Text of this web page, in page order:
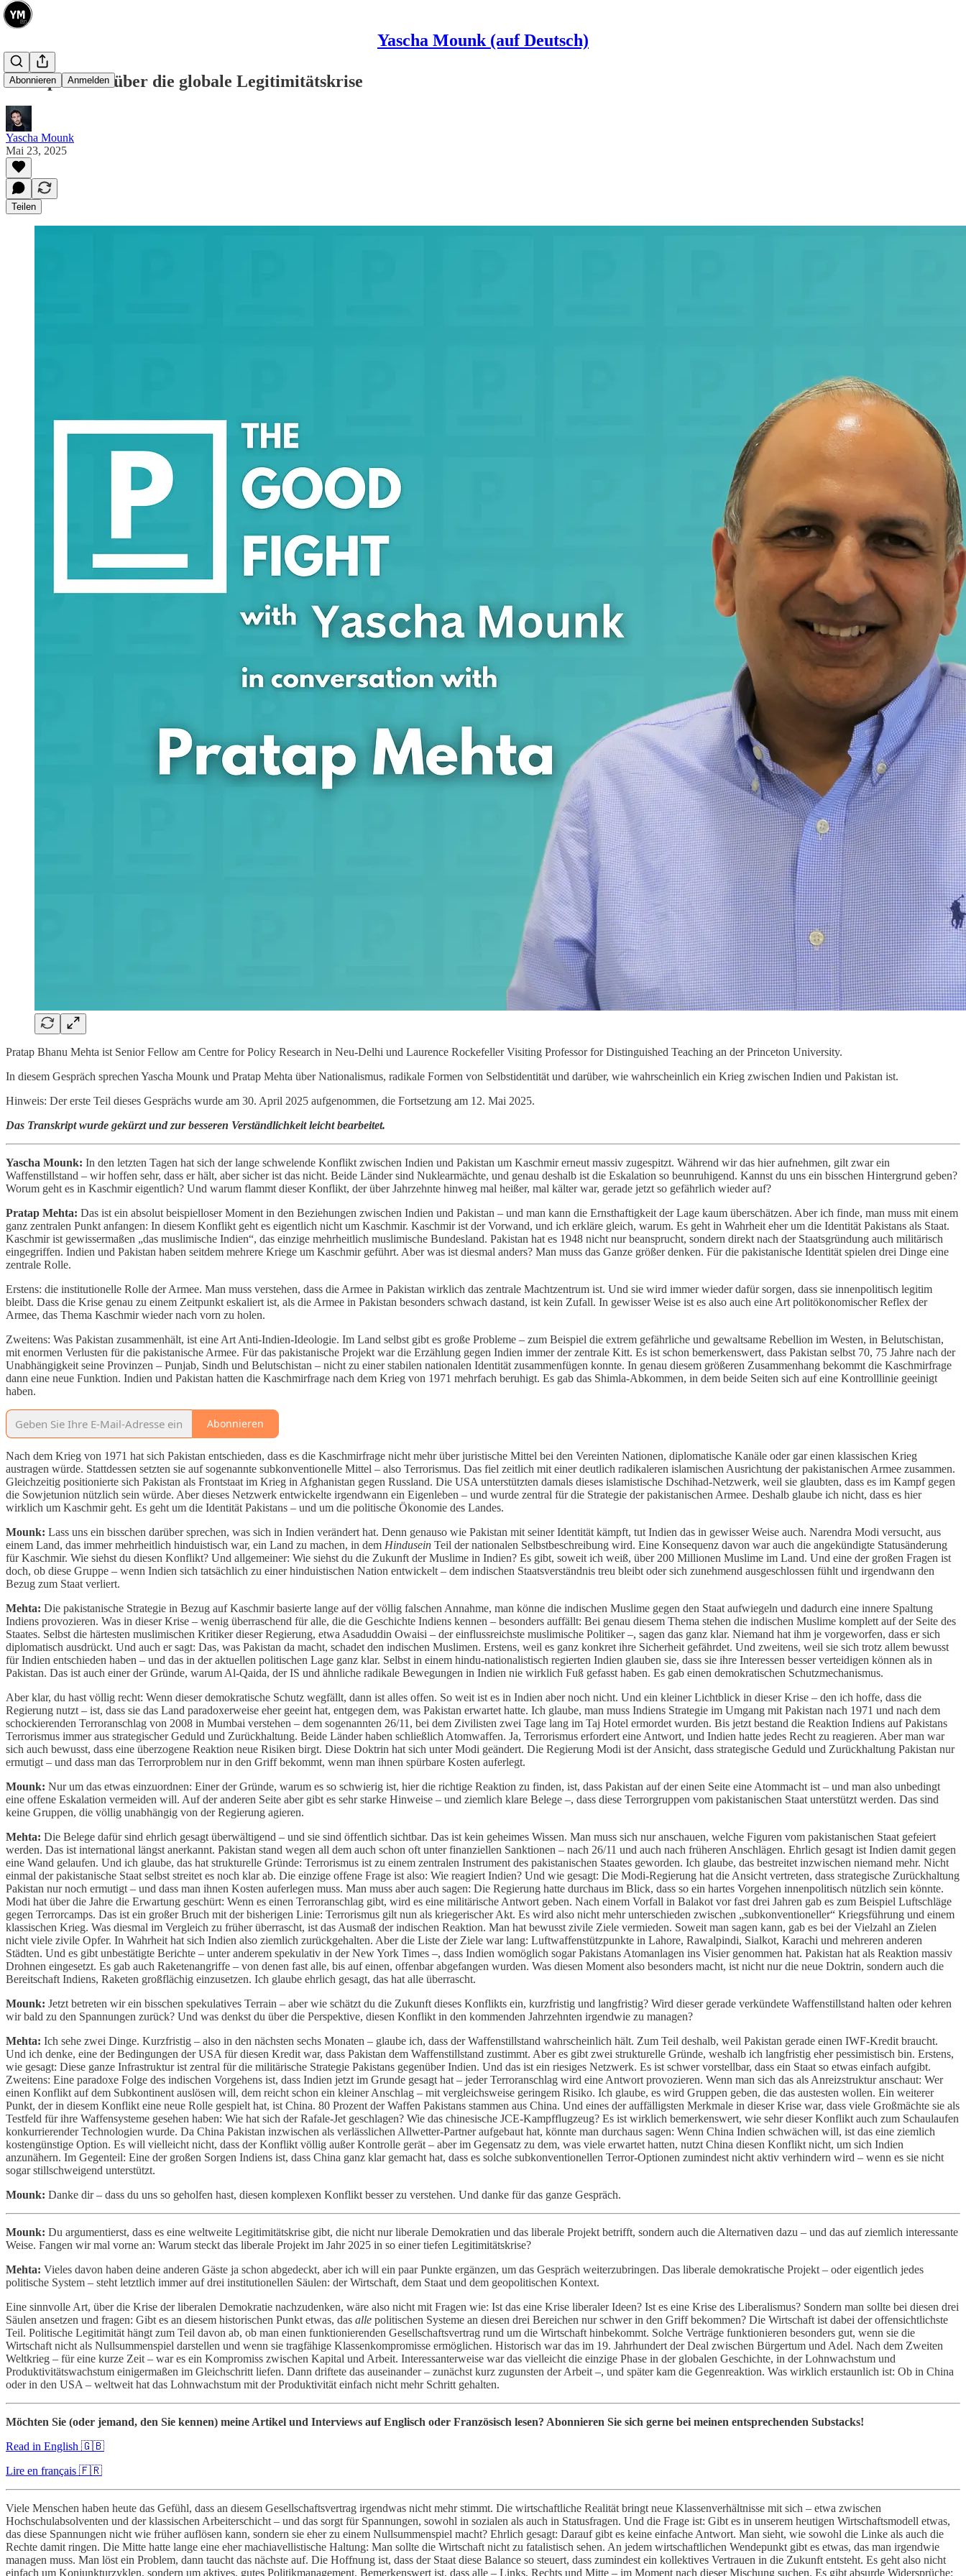
Yascha Mounk (auf Deutsch)
Abonnieren Anmelden
Pratap Mehta über die globale Legitimitätskrise
Yascha Mounk
Mai 23, 2025
Teilen
Pratap Bhanu Mehta ist Senior Fellow am Centre for Policy Research in Neu-Delhi und Laurence Rockefeller Visiting Professor for Distinguished Teaching an der Princeton University.
In diesem Gespräch sprechen Yascha Mounk und Pratap Mehta über Nationalismus, radikale Formen von Selbstidentität und darüber, wie wahrscheinlich ein Krieg zwischen Indien und Pakistan ist.
Hinweis: Der erste Teil dieses Gesprächs wurde am 30. April 2025 aufgenommen, die Fortsetzung am 12. Mai 2025.
Das Transkript wurde gekürzt und zur besseren Verständlichkeit leicht bearbeitet.
Yascha Mounk: In den letzten Tagen hat sich der lange schwelende Konflikt zwischen Indien und Pakistan um Kaschmir erneut massiv zugespitzt. Während wir das hier aufnehmen, gilt zwar ein
Waffenstillstand – wir hoffen sehr, dass er hält, aber sicher ist das nicht. Beide Länder sind Nuklearmächte, und genau deshalb ist die Eskalation so beunruhigend. Kannst du uns ein bisschen Hintergrund geben?
Worum geht es in Kaschmir eigentlich? Und warum flammt dieser Konflikt, der über Jahrzehnte hinweg mal heißer, mal kälter war, gerade jetzt so gefährlich wieder auf?
Pratap Mehta: Das ist ein absolut beispielloser Moment in den Beziehungen zwischen Indien und Pakistan – und man kann die Ernsthaftigkeit der Lage kaum überschätzen. Aber ich finde, man muss mit einem
ganz zentralen Punkt anfangen: In diesem Konflikt geht es eigentlich nicht um Kaschmir. Kaschmir ist der Vorwand, und ich erkläre gleich, warum. Es geht in Wahrheit eher um die Identität Pakistans als Staat.
Kaschmir ist gewissermaßen „das muslimische Indien“, das einzige mehrheitlich muslimische Bundesland. Pakistan hat es 1948 nicht nur beansprucht, sondern direkt nach der Staatsgründung auch militärisch
eingegriffen. Indien und Pakistan haben seitdem mehrere Kriege um Kaschmir geführt. Aber was ist diesmal anders? Man muss das Ganze größer denken. Für die pakistanische Identität spielen drei Dinge eine
zentrale Rolle.
Erstens: die institutionelle Rolle der Armee. Man muss verstehen, dass die Armee in Pakistan wirklich das zentrale Machtzentrum ist. Und sie wird immer wieder dafür sorgen, dass sie innenpolitisch legitim
bleibt. Dass die Krise genau zu einem Zeitpunkt eskaliert ist, als die Armee in Pakistan besonders schwach dastand, ist kein Zufall. In gewisser Weise ist es also auch eine Art politökonomischer Reflex der
Armee, das Thema Kaschmir wieder nach vorn zu holen.
Zweitens: Was Pakistan zusammenhält, ist eine Art Anti-Indien-Ideologie. Im Land selbst gibt es große Probleme – zum Beispiel die extrem gefährliche und gewaltsame Rebellion im Westen, in Belutschistan,
mit enormen Verlusten für die pakistanische Armee. Für das pakistanische Projekt war die Erzählung gegen Indien immer der zentrale Kitt. Es ist schon bemerkenswert, dass Pakistan selbst 70, 75 Jahre nach der
Unabhängigkeit seine Provinzen – Punjab, Sindh und Belutschistan – nicht zu einer stabilen nationalen Identität zusammenfügen konnte. In genau diesem größeren Zusammenhang bekommt die Kaschmirfrage
dann eine neue Funktion. Indien und Pakistan hatten die Kaschmirfrage nach dem Krieg von 1971 mehrfach beruhigt. Es gab das Shimla-Abkommen, in dem beide Seiten sich auf eine Kontrolllinie geeinigt
haben.
Abonnieren
Nach dem Krieg von 1971 hat sich Pakistan entschieden, dass es die Kaschmirfrage nicht mehr über juristische Mittel bei den Vereinten Nationen, diplomatische Kanäle oder gar einen klassischen Krieg
austragen würde. Stattdessen setzten sie auf sogenannte subkonventionelle Mittel – also Terrorismus. Das fiel zeitlich mit einer deutlich radikaleren islamischen Ausrichtung der pakistanischen Armee zusammen.
Gleichzeitig positionierte sich Pakistan als Frontstaat im Krieg in Afghanistan gegen Russland. Die USA unterstützten damals dieses islamistische Dschihad-Netzwerk, weil sie glaubten, dass es im Kampf gegen
die Sowjetunion nützlich sein würde. Aber dieses Netzwerk entwickelte irgendwann ein Eigenleben – und wurde zentral für die Strategie der pakistanischen Armee. Deshalb glaube ich nicht, dass es hier
wirklich um Kaschmir geht. Es geht um die Identität Pakistans – und um die politische Ökonomie des Landes.
Mounk: Lass uns ein bisschen darüber sprechen, was sich in Indien verändert hat. Denn genauso wie Pakistan mit seiner Identität kämpft, tut Indien das in gewisser Weise auch. Narendra Modi versucht, aus
einem Land, das immer mehrheitlich hinduistisch war, ein Land zu machen, in dem Hindusein Teil der nationalen Selbstbeschreibung wird. Eine Konsequenz davon war auch die angekündigte Statusänderung
für Kaschmir. Wie siehst du diesen Konflikt? Und allgemeiner: Wie siehst du die Zukunft der Muslime in Indien? Es gibt, soweit ich weiß, über 200 Millionen Muslime im Land. Und eine der großen Fragen ist
doch, ob diese Gruppe – wenn Indien sich tatsächlich zu einer hinduistischen Nation entwickelt – dem indischen Staatsverständnis treu bleibt oder sich zunehmend ausgeschlossen fühlt und irgendwann den
Bezug zum Staat verliert.
Mehta: Die pakistanische Strategie in Bezug auf Kaschmir basierte lange auf der völlig falschen Annahme, man könne die indischen Muslime gegen den Staat aufwiegeln und dadurch eine innere Spaltung
Indiens provozieren. Was in dieser Krise – wenig überraschend für alle, die die Geschichte Indiens kennen – besonders auffällt: Bei genau diesem Thema stehen die indischen Muslime komplett auf der Seite des
Staates. Selbst die härtesten muslimischen Kritiker dieser Regierung, etwa Asaduddin Owaisi – der einflussreichste muslimische Politiker –, sagen das ganz klar. Niemand hat ihm je vorgeworfen, dass er sich
diplomatisch ausdrückt. Und auch er sagt: Das, was Pakistan da macht, schadet den indischen Muslimen. Erstens, weil es ganz konkret ihre Sicherheit gefährdet. Und zweitens, weil sie sich trotz allem bewusst
für Indien entschieden haben – und das in der aktuellen politischen Lage ganz klar. Selbst in einem hindu-nationalistisch regierten Indien glauben sie, dass sie ihre Interessen besser verteidigen können als in
Pakistan. Das ist auch einer der Gründe, warum Al-Qaida, der IS und ähnliche radikale Bewegungen in Indien nie wirklich Fuß gefasst haben. Es gab einen demokratischen Schutzmechanismus.
Aber klar, du hast völlig recht: Wenn dieser demokratische Schutz wegfällt, dann ist alles offen. So weit ist es in Indien aber noch nicht. Und ein kleiner Lichtblick in dieser Krise – den ich hoffe, dass die
Regierung nutzt – ist, dass sie das Land paradoxerweise eher geeint hat, entgegen dem, was Pakistan erwartet hatte. Ich glaube, man muss Indiens Strategie im Umgang mit Pakistan nach 1971 und nach dem
schockierenden Terroranschlag von 2008 in Mumbai verstehen – dem sogenannten 26/11, bei dem Zivilisten zwei Tage lang im Taj Hotel ermordet wurden. Bis jetzt bestand die Reaktion Indiens auf Pakistans
Terrorismus immer aus strategischer Geduld und Zurückhaltung. Beide Länder haben schließlich Atomwaffen. Ja, Terrorismus erfordert eine Antwort, und Indien hatte jedes Recht zu reagieren. Aber man war
sich auch bewusst, dass eine überzogene Reaktion neue Risiken birgt. Diese Doktrin hat sich unter Modi geändert. Die Regierung Modi ist der Ansicht, dass strategische Geduld und Zurückhaltung Pakistan nur
ermutigt – und dass man das Terrorproblem nur in den Griff bekommt, wenn man ihnen spürbare Kosten auferlegt.
Mounk: Nur um das etwas einzuordnen: Einer der Gründe, warum es so schwierig ist, hier die richtige Reaktion zu finden, ist, dass Pakistan auf der einen Seite eine Atommacht ist – und man also unbedingt
eine offene Eskalation vermeiden will. Auf der anderen Seite aber gibt es sehr starke Hinweise – und ziemlich klare Belege –, dass diese Terrorgruppen vom pakistanischen Staat unterstützt werden. Das sind
keine Gruppen, die völlig unabhängig von der Regierung agieren.
Mehta: Die Belege dafür sind ehrlich gesagt überwältigend – und sie sind öffentlich sichtbar. Das ist kein geheimes Wissen. Man muss sich nur anschauen, welche Figuren vom pakistanischen Staat gefeiert
werden. Das ist international längst anerkannt. Pakistan stand wegen all dem auch schon oft unter finanziellen Sanktionen – nach 26/11 und auch nach früheren Anschlägen. Ehrlich gesagt ist Indien damit gegen
eine Wand gelaufen. Und ich glaube, das hat strukturelle Gründe: Terrorismus ist zu einem zentralen Instrument des pakistanischen Staates geworden. Ich glaube, das bestreitet inzwischen niemand mehr. Nicht
einmal der pakistanische Staat selbst streitet es noch klar ab. Die einzige offene Frage ist also: Wie reagiert Indien? Und wie gesagt: Die Modi-Regierung hat die Ansicht vertreten, dass strategische Zurückhaltung
Pakistan nur noch ermutigt – und dass man ihnen Kosten auferlegen muss. Man muss aber auch sagen: Die Regierung hatte durchaus im Blick, dass so ein hartes Vorgehen innenpolitisch nützlich sein könnte.
Modi hat über die Jahre die Erwartung geschürt: Wenn es einen Terroranschlag gibt, wird es eine militärische Antwort geben. Nach einem Vorfall in Balakot vor fast drei Jahren gab es zum Beispiel Luftschläge
gegen Terrorcamps. Das ist ein großer Bruch mit der bisherigen Linie: Terrorismus gilt nun als kriegerischer Akt. Es wird also nicht mehr unterschieden zwischen „subkonventioneller“ Kriegsführung und einem
klassischen Krieg. Was diesmal im Vergleich zu früher überrascht, ist das Ausmaß der indischen Reaktion. Man hat bewusst zivile Ziele vermieden. Soweit man sagen kann, gab es bei der Vielzahl an Zielen
nicht viele zivile Opfer. In Wahrheit hat sich Indien also ziemlich zurückgehalten. Aber die Liste der Ziele war lang: Luftwaffenstützpunkte in Lahore, Rawalpindi, Sialkot, Karachi und mehreren anderen
Städten. Und es gibt unbestätigte Berichte – unter anderem spekulativ in der New York Times –, dass Indien womöglich sogar Pakistans Atomanlagen ins Visier genommen hat. Pakistan hat als Reaktion massiv
Drohnen eingesetzt. Es gab auch Raketenangriffe – von denen fast alle, bis auf einen, offenbar abgefangen wurden. Was diesen Moment also besonders macht, ist nicht nur die neue Doktrin, sondern auch die
Bereitschaft Indiens, Raketen großflächig einzusetzen. Ich glaube ehrlich gesagt, das hat alle überrascht.
Mounk: Jetzt betreten wir ein bisschen spekulatives Terrain – aber wie schätzt du die Zukunft dieses Konflikts ein, kurzfristig und langfristig? Wird dieser gerade verkündete Waffenstillstand halten oder kehren
wir bald zu den Spannungen zurück? Und was denkst du über die Perspektive, diesen Konflikt in den kommenden Jahrzehnten irgendwie zu managen?
Mehta: Ich sehe zwei Dinge. Kurzfristig – also in den nächsten sechs Monaten – glaube ich, dass der Waffenstillstand wahrscheinlich hält. Zum Teil deshalb, weil Pakistan gerade einen IWF-Kredit braucht.
Und ich denke, eine der Bedingungen der USA für diesen Kredit war, dass Pakistan dem Waffenstillstand zustimmt. Aber es gibt zwei strukturelle Gründe, weshalb ich langfristig eher pessimistisch bin. Erstens,
wie gesagt: Diese ganze Infrastruktur ist zentral für die militärische Strategie Pakistans gegenüber Indien. Und das ist ein riesiges Netzwerk. Es ist schwer vorstellbar, dass ein Staat so etwas einfach aufgibt.
Zweitens: Eine paradoxe Folge des indischen Vorgehens ist, dass Indien jetzt im Grunde gesagt hat – jeder Terroranschlag wird eine Antwort provozieren. Wenn man sich das als Anreizstruktur anschaut: Wer
einen Konflikt auf dem Subkontinent auslösen will, dem reicht schon ein kleiner Anschlag – mit vergleichsweise geringem Risiko. Ich glaube, es wird Gruppen geben, die das austesten wollen. Ein weiterer
Punkt, der in diesem Konflikt eine neue Rolle gespielt hat, ist China. 80 Prozent der Waffen Pakistans stammen aus China. Und eines der auffälligsten Merkmale in dieser Krise war, dass viele Großmächte sie als
Testfeld für ihre Waffensysteme gesehen haben: Wie hat sich der Rafale-Jet geschlagen? Wie das chinesische JCE-Kampfflugzeug? Es ist wirklich bemerkenswert, wie sehr dieser Konflikt auch zum Schaulaufen
konkurrierender Technologien wurde. Da China Pakistan inzwischen als verlässlichen Allwetter-Partner aufgebaut hat, könnte man durchaus sagen: Wenn China Indien schwächen will, ist das eine ziemlich
kostengünstige Option. Es will vielleicht nicht, dass der Konflikt völlig außer Kontrolle gerät – aber im Gegensatz zu dem, was viele erwartet hatten, nutzt China diesen Konflikt nicht, um sich Indien
anzunähern. Im Gegenteil: Eine der großen Sorgen Indiens ist, dass China ganz klar gemacht hat, dass es solche subkonventionellen Terror-Optionen zumindest nicht aktiv verhindern wird – wenn es sie nicht
sogar stillschweigend unterstützt.
Mounk: Danke dir – dass du uns so geholfen hast, diesen komplexen Konflikt besser zu verstehen. Und danke für das ganze Gespräch.
Mounk: Du argumentierst, dass es eine weltweite Legitimitätskrise gibt, die nicht nur liberale Demokratien und das liberale Projekt betrifft, sondern auch die Alternativen dazu – und das auf ziemlich interessante
Weise. Fangen wir mal vorne an: Warum steckt das liberale Projekt im Jahr 2025 in so einer tiefen Legitimitätskrise?
Mehta: Vieles davon haben deine anderen Gäste ja schon abgedeckt, aber ich will ein paar Punkte ergänzen, um das Gespräch weiterzubringen. Das liberale demokratische Projekt – oder eigentlich jedes
politische System – steht letztlich immer auf drei institutionellen Säulen: der Wirtschaft, dem Staat und dem geopolitischen Kontext.
Eine sinnvolle Art, über die Krise der liberalen Demokratie nachzudenken, wäre also nicht mit Fragen wie: Ist das eine Krise liberaler Ideen? Ist es eine Krise des Liberalismus? Sondern man sollte bei diesen drei
Säulen ansetzen und fragen: Gibt es an diesem historischen Punkt etwas, das alle politischen Systeme an diesen drei Bereichen nur schwer in den Griff bekommen? Die Wirtschaft ist dabei der offensichtlichste
Teil. Politische Legitimität hängt zum Teil davon ab, ob man einen funktionierenden Gesellschaftsvertrag rund um die Wirtschaft hinbekommt. Solche Verträge funktionieren besonders gut, wenn sie die
Wirtschaft nicht als Nullsummenspiel darstellen und wenn sie tragfähige Klassenkompromisse ermöglichen. Historisch war das im 19. Jahrhundert der Deal zwischen Bürgertum und Adel. Nach dem Zweiten
Weltkrieg – für eine kurze Zeit – war es ein Kompromiss zwischen Kapital und Arbeit. Interessanterweise war das vielleicht die einzige Phase in der globalen Geschichte, in der Lohnwachstum und
Produktivitätswachstum einigermaßen im Gleichschritt liefen. Dann driftete das auseinander – zunächst kurz zugunsten der Arbeit –, und später kam die Gegenreaktion. Was wirklich erstaunlich ist: Ob in China
oder in den USA – weltweit hat das Lohnwachstum mit der Produktivität einfach nicht mehr Schritt gehalten.
Möchten Sie (oder jemand, den Sie kennen) meine Artikel und Interviews auf Englisch oder Französisch lesen? Abonnieren Sie sich gerne bei meinen entsprechenden Substacks!
Read in English 🇬🇧
Lire en français 🇫🇷
Viele Menschen haben heute das Gefühl, dass an diesem Gesellschaftsvertrag irgendwas nicht mehr stimmt. Die wirtschaftliche Realität bringt neue Klassenverhältnisse mit sich – etwa zwischen
Hochschulabsolventen und der klassischen Arbeiterschicht – und das sorgt für Spannungen, sowohl in sozialen als auch in Statusfragen. Und die Frage ist: Gibt es in unserem heutigen Wirtschaftsmodell etwas,
das diese Spannungen nicht wie früher auflösen kann, sondern sie eher zu einem Nullsummenspiel macht? Ehrlich gesagt: Darauf gibt es keine einfache Antwort. Man sieht, wie sowohl die Linke als auch die
Rechte damit ringen. Die Mitte hatte lange eine eher machiavellistische Haltung: Man sollte die Wirtschaft nicht zu fatalistisch sehen. An jedem wirtschaftlichen Wendepunkt gibt es etwas, das man irgendwie
managen muss. Man löst ein Problem, dann taucht das nächste auf. Die Hoffnung ist, dass der Staat diese Balance so steuert, dass zumindest ein kollektives Vertrauen in die Zukunft entsteht. Es geht also nicht
einfach um Konjunkturzyklen, sondern um aktives, gutes Politikmanagement. Bemerkenswert ist, dass alle – Links, Rechts und Mitte – im Moment nach dieser Mischung suchen. Es gibt absurde Widersprüche: